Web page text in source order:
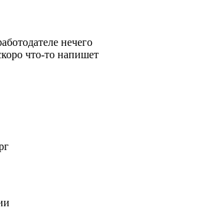
нечего
что‑то напишет